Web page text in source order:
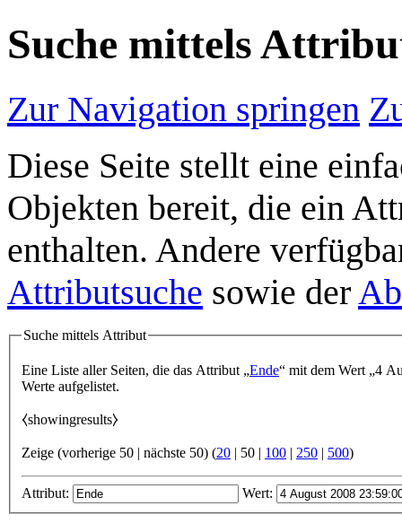
Suche mittels
Zur Navigation springen
Diese Seite stellt eine
Objekten bereit, die ein
enthalten. Andere
Attributsuche sowie der
Suche mittels Attribut
Eine Liste aller Seiten, die das Attribut „Ende“ mit dem Wert „4
Werte aufgelistet.
⧼showingresults⧽
Zeige (vorherige 50 nächste 50) (20 50 100 250 500)
Attribut: Wert: